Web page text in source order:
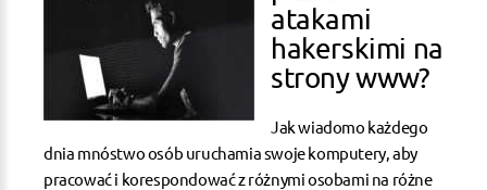
atakami
hakerskimi na
strony www?
Jak wiadomo każdego
dnia mnóstwo osób uruchamia swoje komputery, aby
pracować i korespondować z różnymi osobami na różne